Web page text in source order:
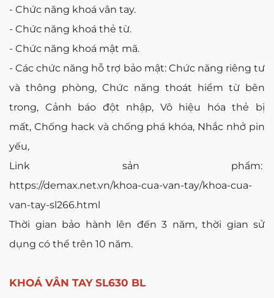
- Chức năng khoá vân tay.
- Chức năng khoá thẻ từ.
- Chức năng khoá mật mã.
- Các chức năng hỗ trợ bảo mật: Chức năng riêng tư
và thông phòng, Chức năng thoát hiểm từ bên
trong, Cảnh báo đột nhập, Vô hiệu hóa thẻ bị
mất, Chống hack và chống phá khóa, Nhắc nhở pin
yếu,
Link sản phẩm:
https://demax.net.vn/khoa-cua-van-tay/khoa-cua-
van-tay-sl266.html
Thời gian bảo hành lên đến 3 năm, thời gian sử
dụng có thể trên 10 năm.
KHOÁ VÂN TAY SL630 BL